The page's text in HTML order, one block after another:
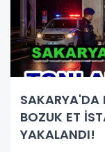
SAKARYA'DA
BOZUK ET
YAKALANDI!